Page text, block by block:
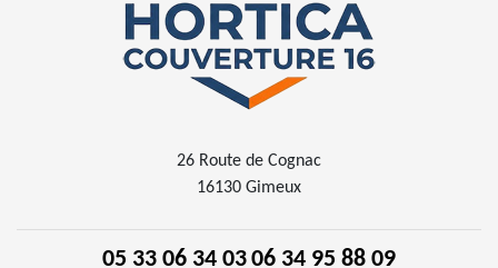
26 Route de Cognac
16130 Gimeux
05 33 06 34 0306 34 95 88 09